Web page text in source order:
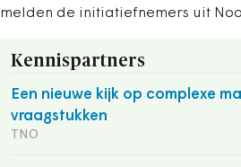
melden de initiatiefnemers uit
Kennispartners
Een nieuwe kijk op complexe
vraagstukken
TNO